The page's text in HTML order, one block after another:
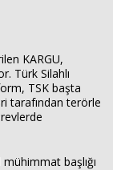
KARGU,
Türk Silahlı
TSK başta
tarafından terörle
başlığı